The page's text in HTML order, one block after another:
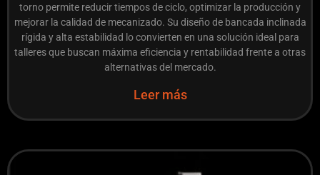
torno permite reducir tiempos de ciclo, optimizar la producción y
mejorar la calidad de mecanizado. Su diseño de bancada inclinada
rígida y alta estabilidad lo convierten en una solución ideal para
talleres que buscan máxima eficiencia y rentabilidad frente a otras
alternativas del mercado.
Leer más